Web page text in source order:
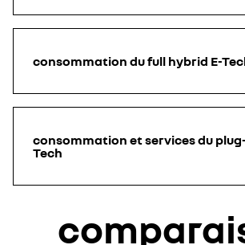
consommation du full hybrid E-
consommation et services du
Tech